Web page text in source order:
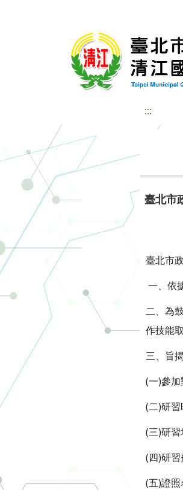
:::
臺北市
臺北市
一、依
二、為
作技能
三、旨
(一)參
(二)研
(三)研
(四)研
(五)證